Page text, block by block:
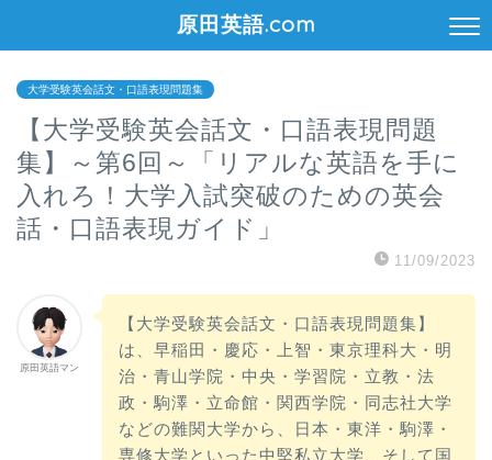
原田英語.com
大学受験英会話文・口語表現問題集
【大学受験英会話文・口語表現問題
集】～第6回～「リアルな英語を手に
入れろ！大学入試突破のための英会
話・口語表現ガイド」
11/09/2023
原田英語マン
【大学受験英会話文・口語表現問題集】
は、早稲田・慶応・上智・東京理科大・明
治・青山学院・中央・学習院・立教・法
政・駒澤・立命館・関西学院・同志社大学
などの難関大学から、日本・東洋・駒澤・
専修大学といった中堅私立大学、そして国